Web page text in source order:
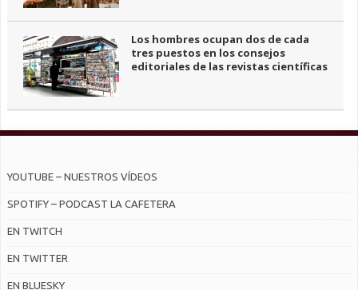
Los hombres ocupan dos de cada
tres puestos en los consejos
editoriales de las revistas científicas
YOUTUBE – NUESTROS VÍDEOS
SPOTIFY – PODCAST LA CAFETERA
EN TWITCH
EN TWITTER
EN BLUESKY